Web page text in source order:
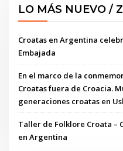
LO MÁS NUEVO /
Croatas en Argentina
Embajada
En el marco de la
Croatas fuera de Croacia.
generaciones croatas en
Taller de Folklore Croata –
en Argentina